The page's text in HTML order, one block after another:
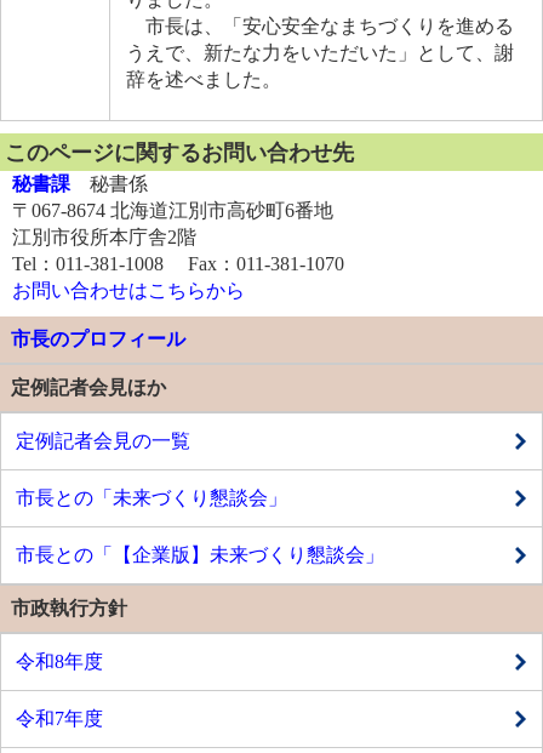
市長は、「安心安全なまちづくりを進める
うえで、新たな力をいただいた」として、謝
辞を述べました。
このページに関するお問い合わせ先
秘書課秘書係
〒067-8674 北海道江別市高砂町6番地
江別市役所本庁舎2階
Tel：011-381-1008 Fax：011-381-1070
お問い合わせはこちらから
市長のプロフィール
定例記者会見ほか
定例記者会見の一覧
市長との「未来づくり懇談会」
市長との「【企業版】未来づくり懇談会」
市政執行方針
令和8年度
令和7年度